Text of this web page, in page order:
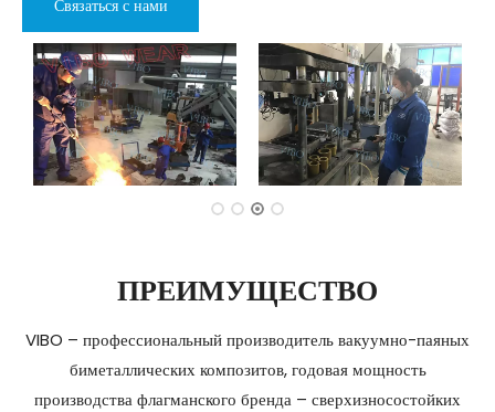
Связаться с нами
ПРЕИМУЩЕСТВО
VIBO – профессиональный производитель вакуумно-паяных
биметаллических композитов, годовая мощность
производства флагманского бренда – сверхизносостойких